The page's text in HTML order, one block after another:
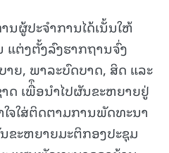
ຜູ້ປະຈຳການໄດ້ເນັ້ນໃຫ້
ຕ່ງຕັ້ງລົງຮາກຖານຈົ່ງ
ຍ, ພາລະບົດບາດ, ສິດ ແລະ
ດ ເພື່ຶອນຳໄປຜັນຂະຫຍາຍຢູ່
ຈໃສ່ຕິດຕາມການພັດທະນາ
ຂະຫຍາຍມະຕິກອງປະຊຸມ